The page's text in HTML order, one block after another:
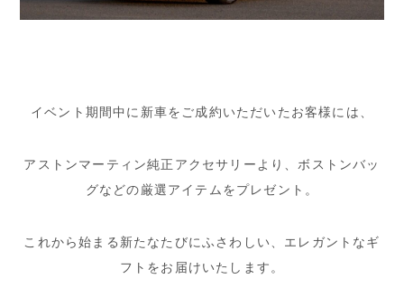
イベント期間中に新車をご成約いただいたお客様には、
アストンマーティン純正アクセサリーより、ボストンバッ
グなどの厳選アイテムをプレゼント。
これから始まる新たなたびにふさわしい、エレガントなギ
フトをお届けいたします。